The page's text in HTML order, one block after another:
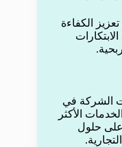
الكفاءة
الشركة في
الأكثر
على حلول